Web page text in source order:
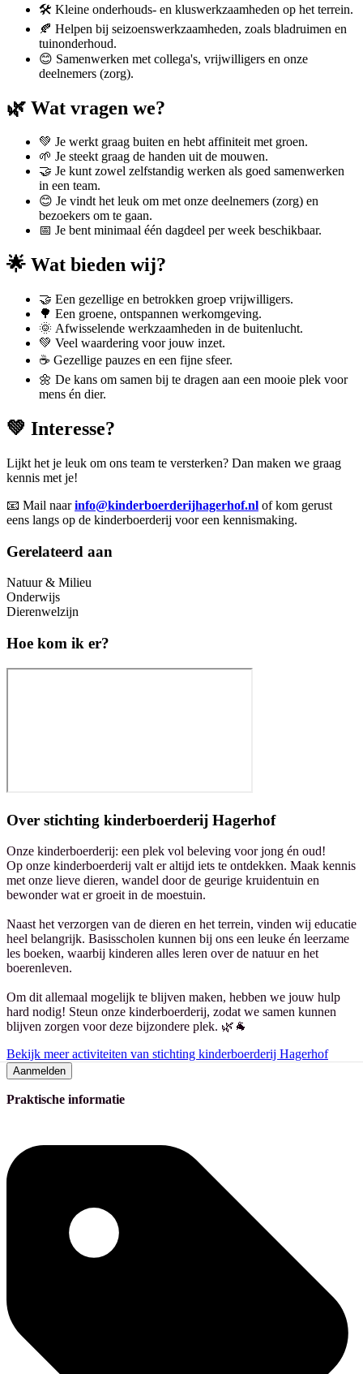
🛠️ Kleine onderhouds- en kluswerkzaamheden op het terrein.
🍂 Helpen bij seizoenswerkzaamheden, zoals bladruimen en
tuinonderhoud.
😊 Samenwerken met collega's, vrijwilligers en onze
deelnemers (zorg).
🌿 Wat vragen we?
💚 Je werkt graag buiten en hebt affiniteit met groen.
🌱 Je steekt graag de handen uit de mouwen.
🤝 Je kunt zowel zelfstandig werken als goed samenwerken
in een team.
😊 Je vindt het leuk om met onze deelnemers (zorg) en
bezoekers om te gaan.
📅 Je bent minimaal één dagdeel per week beschikbaar.
🌟 Wat bieden wij?
🤝 Een gezellige en betrokken groep vrijwilligers.
🌳 Een groene, ontspannen werkomgeving.
🌞 Afwisselende werkzaamheden in de buitenlucht.
💚 Veel waardering voor jouw inzet.
☕ Gezellige pauzes en een fijne sfeer.
🌼 De kans om samen bij te dragen aan een mooie plek voor
mens én dier.
💚 Interesse?
Lijkt het je leuk om ons team te versterken? Dan maken we graag
kennis met je!
📧 Mail naarinfo@kinderboerderijhagerhof.nl of kom gerust
eens langs op de kinderboerderij voor een kennismaking.
Gerelateerd aan
Natuur & Milieu
Onderwijs
Dierenwelzijn
Hoe kom ik er?
Over stichting kinderboerderij Hagerhof
Onze kinderboerderij: een plek vol beleving voor jong én oud!
Op onze kinderboerderij valt er altijd iets te ontdekken. Maak kennis
met onze lieve dieren, wandel door de geurige kruidentuin en
bewonder wat er groeit in de moestuin.
Naast het verzorgen van de dieren en het terrein, vinden wij educatie
heel belangrijk. Basisscholen kunnen bij ons een leuke én leerzame
les boeken, waarbij kinderen alles leren over de natuur en het
boerenleven.
Om dit allemaal mogelijk te blijven maken, hebben we jouw hulp
hard nodig! Steun onze kinderboerderij, zodat we samen kunnen
blijven zorgen voor deze bijzondere plek. 🌿🐐
Bekijk meer activiteiten van stichting kinderboerderij Hagerhof
Aanmelden
Praktische informatie